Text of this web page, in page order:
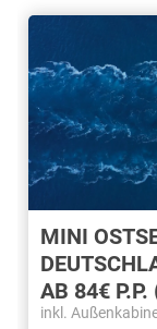
MINI
AB 84€ P.P.
inkl.